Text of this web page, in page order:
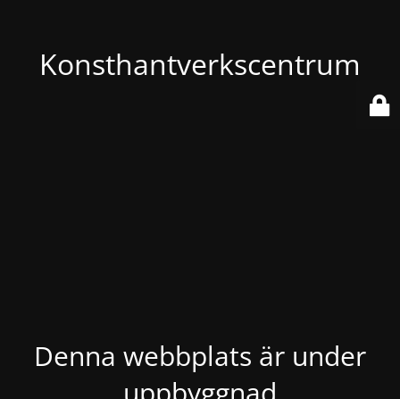
Konsthantverkscentrum
Denna webbplats är under